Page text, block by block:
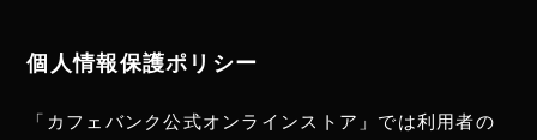
個人情報保護ポリシー
「カフェバンク公式オンラインストア」では利用者の